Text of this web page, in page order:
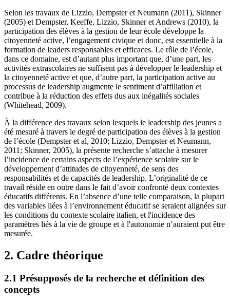
Selon les travaux de Lizzio, Dempster et Neumann (2011), Skinner
(2005) et Dempster, Keeffe, Lizzio, Skinner et Andrews (2010), la
participation des élèves à la gestion de leur école développe la
citoyenneté active, l’engagement civique et donc, est essentielle à la
formation de leaders responsables et efficaces. Le rôle de l’école,
dans ce domaine, est d’autant plus important que, d’une part, les
activités extrascolaires ne suffisent pas à développer le leadership et
la citoyenneté active et que, d’autre part, la participation active au
processus de leadership augmente le sentiment d’affiliation et
contribue à la réduction des effets dus aux inégalités sociales
(Whitehead, 2009).
À la différence des travaux selon lesquels le leadership des jeunes a
été mesuré à travers le degré de participation des élèves à la gestion
de l’école (Dempster et al, 2010; Lizzio, Dempster et Neumann,
2011; Skinner, 2005), la présente recherche s’attache à mesurer
l’incidence de certains aspects de l’expérience scolaire sur le
développement d’attitudes de citoyenneté, de sens des
responsabilités et de capacités de leadership. L’originalité de ce
travail réside en outre dans le fait d’avoir confronté deux contextes
éducatifs différents. En l’absence d’une telle comparaison, la plupart
des variables liées à l’environnement éducatif se seraient alignées sur
les conditions du contexte scolaire italien, et l'incidence des
paramètres liés à la vie de groupe et à l'autonomie n’auraient put être
mesurée.
2. Cadre théorique
2.1 Présupposés de la recherche et définition des
concepts